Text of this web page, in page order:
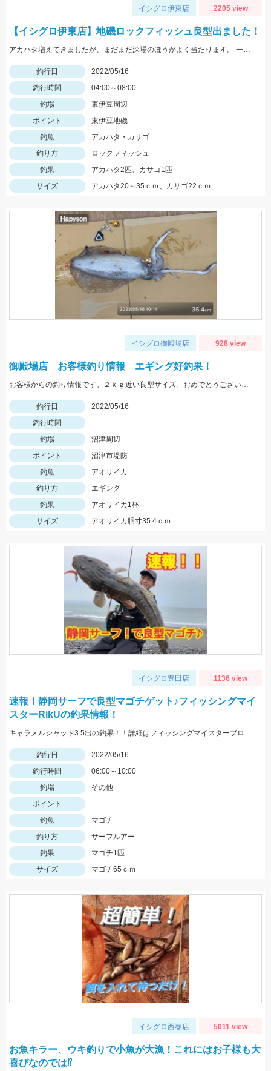
イシグロ伊東店 2205 view
【イシグロ伊東店】地磯ロックフィッシュ良型出ました！
アカハタ増えてきましたが、まだまだ深場のほうがよく当たります。 一誠ジャコバグ3.2インチのテキサスリグでヒット。
釣行日
2022/05/16
釣行時間
04:00～08:00
釣場
東伊豆周辺
ポイント
東伊豆地磯
釣魚
アカハタ・カサゴ
釣り方
ロックフィッシュ
釣果
アカハタ2匹、カサゴ1匹
サイズ
アカハタ20～35ｃｍ、カサゴ22ｃｍ
イシグロ御殿場店 928 view
御殿場店 お客様釣り情報 エギング好釣果！
お客様からの釣り情報です。２ｋｇ近い良型サイズ。おめでとうございます。
釣行日
2022/05/16
釣行時間
釣場
沼津周辺
ポイント
沼津市堤防
釣魚
アオリイカ
釣り方
エギング
釣果
アオリイカ1杯
サイズ
アオリイカ胴寸35.4ｃｍ
イシグロ豊田店 1136 view
速報！静岡サーフで良型マゴチゲット♪フィッシングマイ
スターRikUの釣果情報！
キャラメルシャッド3.5出の釣果！！詳細はフィッシングマイスターブログにて近日中公開です。
釣行日
2022/05/16
釣行時間
06:00～10:00
釣場
その他
ポイント
釣魚
マゴチ
釣り方
サーフルアー
釣果
マゴチ1匹
サイズ
マゴチ65ｃｍ
イシグロ西春店 5011 view
お魚キラー、ウキ釣りで小魚が大漁！これにはお子様も大
喜びなのでは⁉